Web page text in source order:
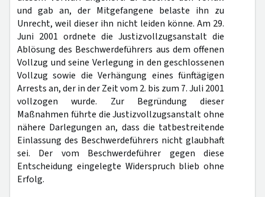
und gab an, der Mitgefangene belaste ihn zu
Unrecht, weil dieser ihn nicht leiden könne. Am 29.
Juni 2001 ordnete die Justizvollzugsanstalt die
Ablösung des Beschwerdeführers aus dem offenen
Vollzug und seine Verlegung in den geschlossenen
Vollzug sowie die Verhängung eines fünftägigen
Arrests an, der in der Zeit vom 2. bis zum 7. Juli 2001
vollzogen wurde. Zur Begründung dieser
Maßnahmen führte die Justizvollzugsanstalt ohne
nähere Darlegungen an, dass die tatbestreitende
Einlassung des Beschwerdeführers nicht glaubhaft
sei. Der vom Beschwerdeführer gegen diese
Entscheidung eingelegte Widerspruch blieb ohne
Erfolg.